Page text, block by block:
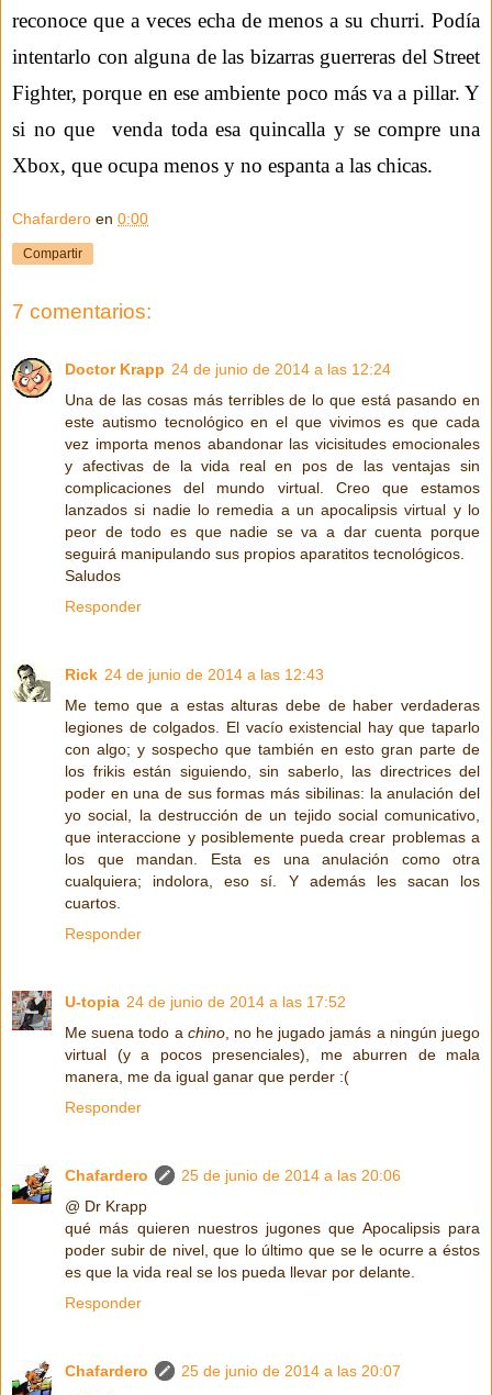
reconoce que a veces echa de menos a su churri. Podía
intentarlo con alguna de las bizarras guerreras del Street
Fighter, porque en ese ambiente poco más va a pillar. Y
si no que venda toda esa quincalla y se compre una
Xbox, que ocupa menos y no espanta a las chicas.
Chafardero en 0:00
Compartir
7 comentarios:
Doctor Krapp 24 de junio de 2014 a las 12:24
Una de las cosas más terribles de lo que está pasando en
este autismo tecnológico en el que vivimos es que cada
vez importa menos abandonar las vicisitudes emocionales
y afectivas de la vida real en pos de las ventajas sin
complicaciones del mundo virtual. Creo que estamos
lanzados si nadie lo remedia a un apocalipsis virtual y lo
peor de todo es que nadie se va a dar cuenta porque
seguirá manipulando sus propios aparatitos tecnológicos.
Saludos
Responder
Rick 24 de junio de 2014 a las 12:43
Me temo que a estas alturas debe de haber verdaderas
legiones de colgados. El vacío existencial hay que taparlo
con algo; y sospecho que también en esto gran parte de
los frikis están siguiendo, sin saberlo, las directrices del
poder en una de sus formas más sibilinas: la anulación del
yo social, la destrucción de un tejido social comunicativo,
que interaccione y posiblemente pueda crear problemas a
los que mandan. Esta es una anulación como otra
cualquiera; indolora, eso sí. Y además les sacan los
cuartos.
Responder
U-topia 24 de junio de 2014 a las 17:52
Me suena todo a chino, no he jugado jamás a ningún juego
virtual (y a pocos presenciales), me aburren de mala
manera, me da igual ganar que perder :(
Responder
Chafardero
25 de junio de 2014 a las 20:06
@ Dr Krapp
qué más quieren nuestros jugones que Apocalipsis para
poder subir de nivel, que lo último que se le ocurre a éstos
es que la vida real se los pueda llevar por delante.
Responder
Chafardero
25 de junio de 2014 a las 20:07